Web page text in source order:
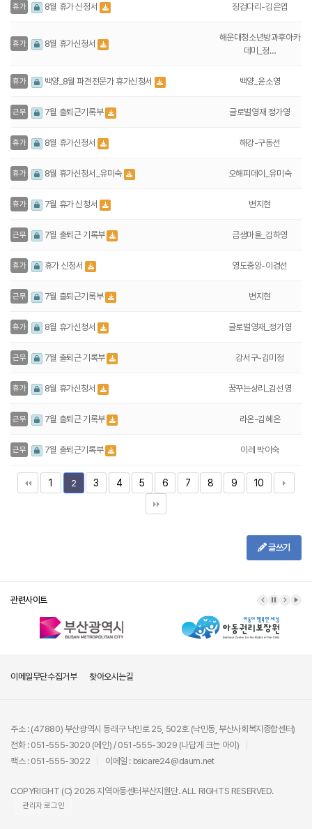
휴가 8월 휴가 신청서 징검다리-김은엽
휴가 8월 휴가신청서
해운대청소년방과후아카
데미_정…
휴가 백양_8월 파견전문가 휴가신청서 백양_윤소영
근무 7월 출퇴근기록부 글로벌영재 정가영
휴가 8월 휴가신청서 해강-구동선
휴가 8월 휴가신청서_유미숙 오해피데이_유미숙
휴가 7월 휴가 신청서 변지현
근무 7월 출퇴근 기록부 금샘마을_김하영
휴가 휴가 신청서 영도중앙-이경선
근무 7월 출퇴근기록부 변지현
휴가 8월 휴가신청서 글로벌영재_정가영
근무 7월 출퇴근 기록부 강서구-김미정
휴가 8월 휴가신청서 꿈꾸는상리_김선영
근무 7월 출퇴근 기록부 라온-김혜은
근무 7월 출퇴근기록부 이레 박이숙
1 2 3 4 5 6 7 8 9 10
글쓰기
관련사이트
이메일무단수집거부 찾아오시는길
주소 : (47880) 부산광역시 동래구 낙민로 25, 502호 (낙민동, 부산사회복지종합센터)
전화 : 051-555-3020 (메인) / 051-555-3029 (나답게 크는 아이)
팩스 : 051-555-3022
이메일 : bsicare24@daum.net
COPYRIGHT (C) 2026 지역아동센터부산지원단. ALL RIGHTS RESERVED.
관리자 로그인